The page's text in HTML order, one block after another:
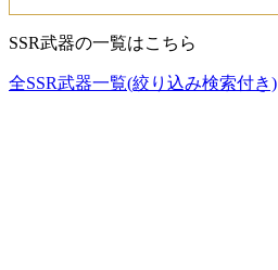
SSR武器の一覧はこちら
全SSR武器一覧(絞り込み検索付き)